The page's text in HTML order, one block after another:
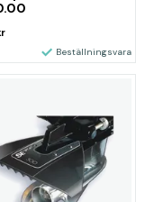
Beställningsvara